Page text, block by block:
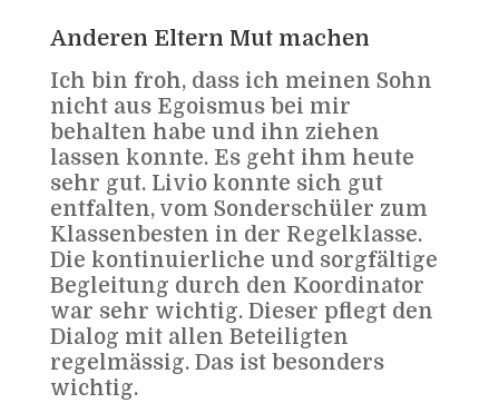
Anderen Eltern Mut machen
Ich bin froh, dass ich meinen Sohn
nicht aus Egoismus bei mir
behalten habe und ihn ziehen
lassen konnte. Es geht ihm heute
sehr gut. Livio konnte sich gut
entfalten, vom Sonderschüler zum
Klassenbesten in der Regelklasse.
Die kontinuierliche und sorgfältige
Begleitung durch den Koordinator
war sehr wichtig. Dieser pflegt den
Dialog mit allen Beteiligten
regelmässig. Das ist besonders
wichtig.